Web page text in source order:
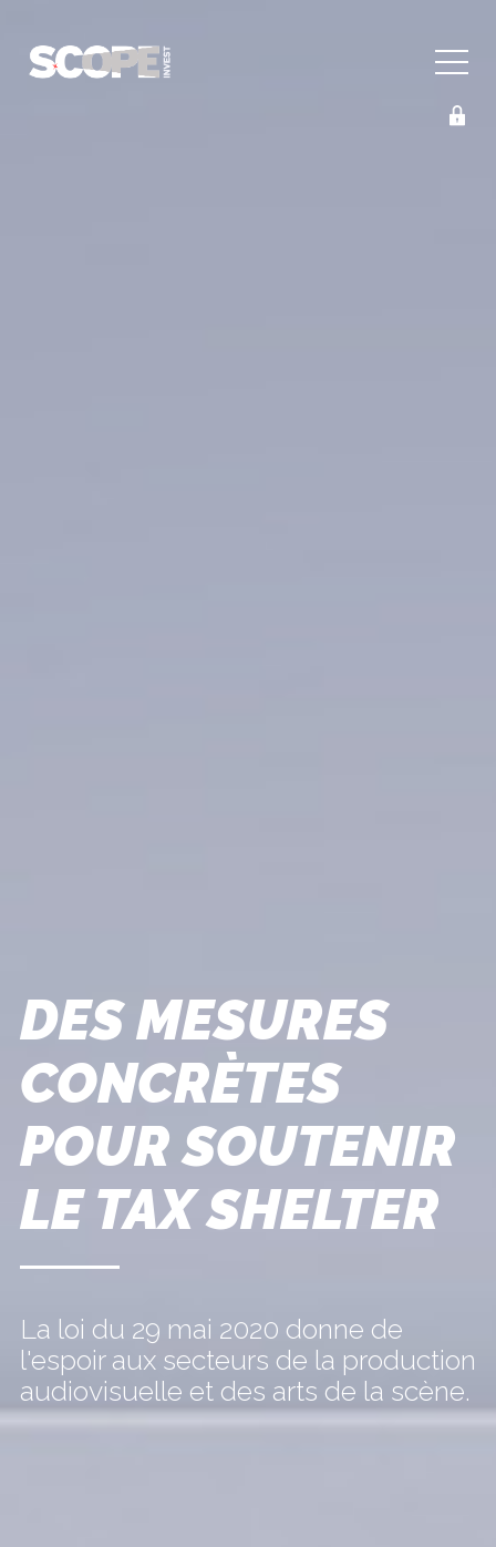
DES MESURES
CONCRÈTES
POUR SOUTENIR
LE TAX SHELTER
La loi du 29 mai 2020 donne de
l'espoir aux secteurs de la production
audiovisuelle et des arts de la scène.